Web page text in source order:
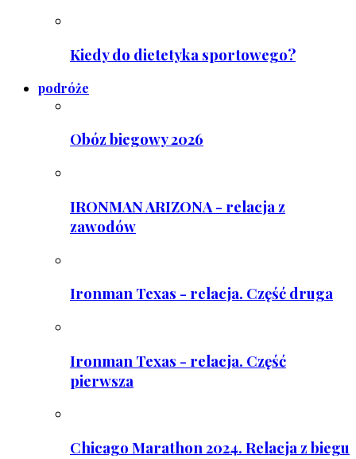
Kiedy do dietetyka sportowego?
podróże
Obóz biegowy 2026
IRONMAN ARIZONA - relacja z
zawodów
Ironman Texas - relacja. Część druga
Ironman Texas - relacja. Część
pierwsza
Chicago Marathon 2024. Relacja z biegu